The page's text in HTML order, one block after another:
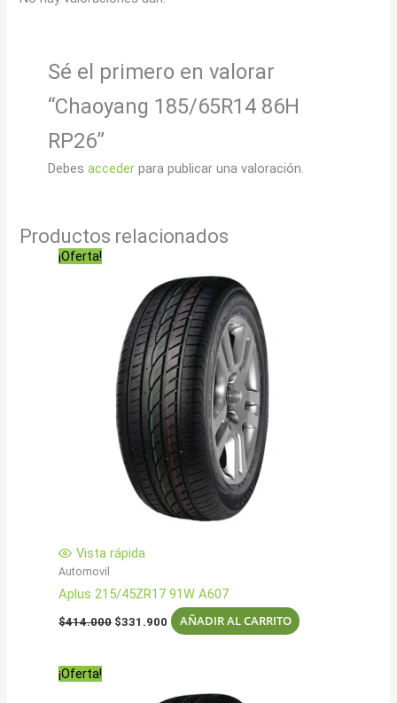
Sé el primero en valorar
“Chaoyang 185/65R14 86H
RP26”
Debes accederpara publicar una valoración.
Productos relacionados
¡Oferta!
Vista rápida
Automovil
Aplus 215/45ZR17 91W A607
$414.000 El
$331.900 El
precio
AÑADIR AL CARRITO
¡Oferta!